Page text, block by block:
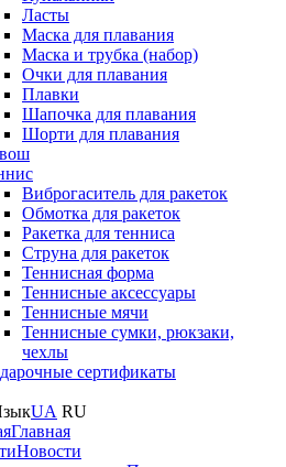
Ласты
Маска для плавания
Маска и трубка (набор)
Очки для плавания
Плавки
Шапочка для плавания
Шорти для плавания
Виброгаситель для ракеток
Обмотка для ракеток
Ракетка для тенниса
Струна для ракеток
Теннисная форма
Теннисные аксессуары
Теннисные мячи
Теннисные сумки, рюкзаки,
чехлы
сертификаты
UA RU
Главная
Новости